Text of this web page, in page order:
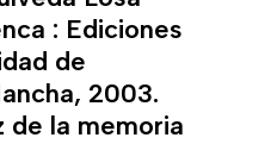
: Ediciones
de
2003.
de la memoria